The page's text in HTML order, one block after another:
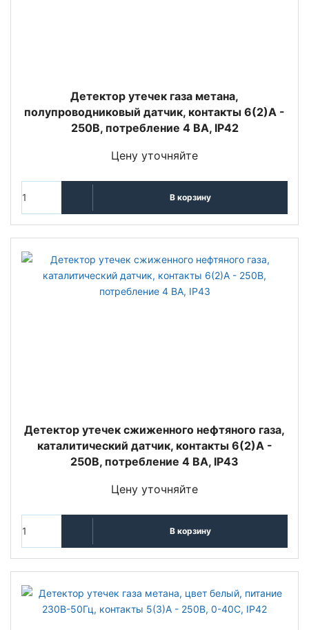
Детектор утечек газа метана,
полупроводниковый датчик, контакты 6(2)A -
250В, потребление 4 BA, IP42
Цену уточняйте
В корзину
Детектор утечек сжиженного нефтяного газа,
каталитический датчик, контакты 6(2)A -
250В, потребление 4 BA, IP43
Цену уточняйте
В корзину